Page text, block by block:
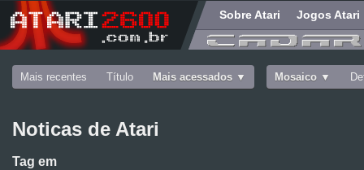
Sobre Atari Jogos Atari
Mais recentes Título Mais acessados Mosaico
Noticas de Atari
Tag em